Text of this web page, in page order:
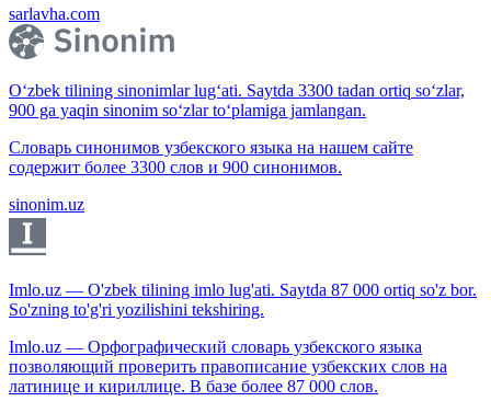
sarlavha.com
O‘zbek tilining sinonimlar lug‘ati. Saytda 3300 tadan ortiq so‘zlar,
900 ga yaqin sinonim so‘zlar to‘plamiga jamlangan.
Словарь синонимов узбекского языка на нашем сайте
содержит более 3300 слов и 900 синонимов.
sinonim.uz
Imlo.uz — O'zbek tilining imlo lug'ati. Saytda 87 000 ortiq so'z bor.
So'zning to'g'ri yozilishini tekshiring.
Imlo.uz — Орфографический словарь узбекского языка
позволяющий проверить правописание узбекских слов на
латинице и кириллице. В базе более 87 000 слов.